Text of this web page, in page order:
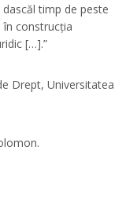
timp de peste
construcția
[…].”
Drept, Universitatea